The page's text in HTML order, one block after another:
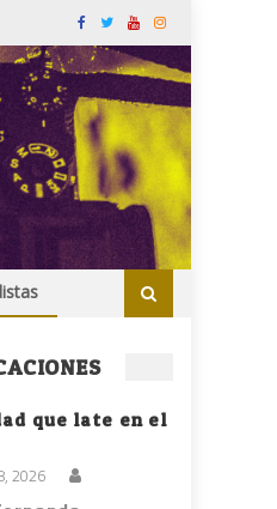
que late en el
2026